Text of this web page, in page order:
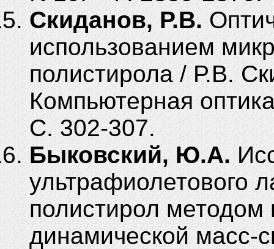
Скиданов, Р.В.
использованием
полистирола / Р.В.
Компьютерная
С. 302-307.
Быковский, Ю.А.
ультрафиолетового
полистирол методом
динамической масс-